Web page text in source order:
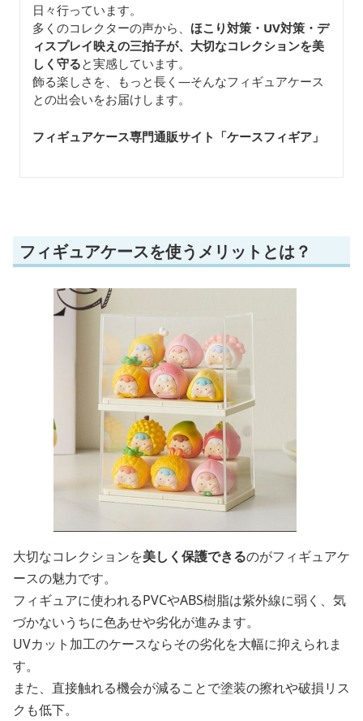
日々行っています。
多くのコレクターの声から、 ほこり対策・UV対策・デ
ィスプレイ映えの三拍子が、大切なコレクションを美
しく守ると実感しています。
飾る楽しさを、もっと長く—そんなフィギュアケース
との出会いをお届けします。
フィギュアケース専門通販サイト「ケースフィギア 」
フィギュアケースを使うメリットとは？
大切なコレクションを美しく保護できるのがフィギュアケ
ースの魅力です。
フィギュアに使われるPVCやABS樹脂は紫外線に弱く、気
づかないうちに色あせや劣化が進みます。
UVカット加工のケースならその劣化を大幅に抑えられま
す。
また、直接触れる機会が減ることで塗装の擦れや破損リス
クも低下。